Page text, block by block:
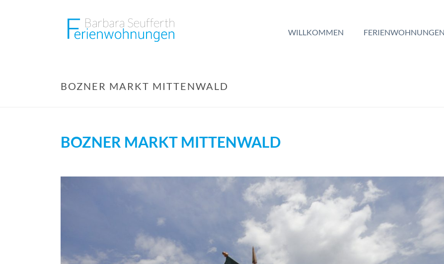
WILLKOMMEN FERIENWOHNUNGEN
BOZNER MARKT MITTENWALD
BOZNER MARKT MITTENWALD